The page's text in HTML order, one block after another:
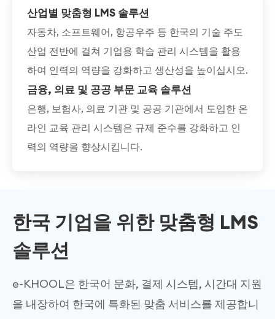
산업별 맞춤형 LMS 솔루션
자동차, 소프트웨어, 항공우주 등 한국의 기술 주도
산업 전반에 걸쳐 기업용 학습 관리 시스템을 활용
하여 인력의 역량을 강화하고 생산성을 높이십시오.
금융, 의료 및 공공 부문 교육 솔루션
은행, 보험사, 의료 기관 및 공공 기관에서 도입한 온
라인 교육 관리 시스템은 규제 준수를 강화하고 인
력의 역량을 향상시킵니다.
한국 기업을 위한 맞춤형 LMS
솔루션
e-KHOOL은 한국어 문화, 결제 시스템, 시간대 지원
을 내장하여 한국에 특화된 맞춤 서비스를 제공합니